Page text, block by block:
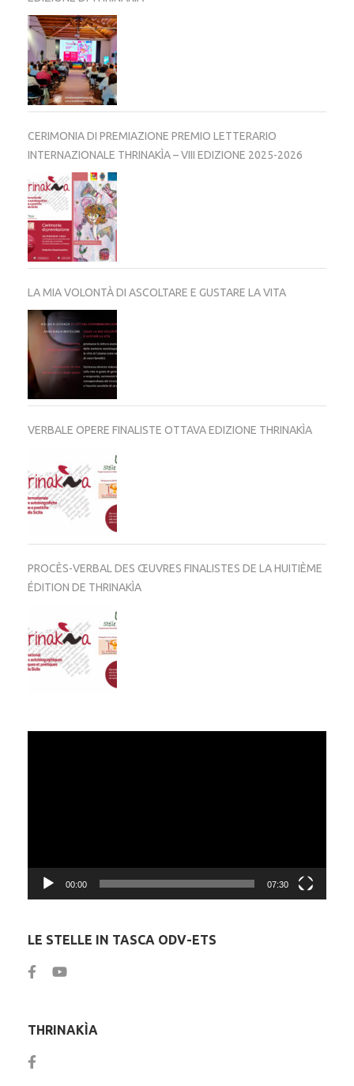
CERIMONIA DI PREMIAZIONE PREMIO LETTERARIO
INTERNAZIONALE THRINAKÌA – VIII EDIZIONE 2025-2026
LA MIA VOLONTÀ DI ASCOLTARE E GUSTARE LA VITA
VERBALE OPERE FINALISTE OTTAVA EDIZIONE THRINAKÌA
PROCÈS-VERBAL DES ŒUVRES FINALISTES DE LA HUITIÈME
ÉDITION DE THRINAKÌA
00:00 07:30
LE STELLE IN TASCA ODV-ETS
THRINAKÌA